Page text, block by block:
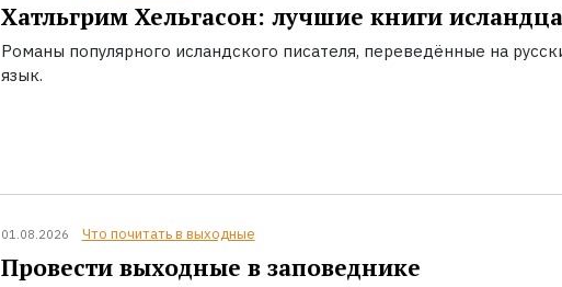
Хатльгрим Хельгасон: лучшие книги исландца
Романы популярного исландского писателя, переведённые на
язык.
01.08.2026 Что почитать в выходные
Провести выходные в заповеднике